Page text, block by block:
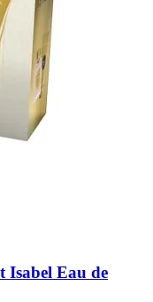
Isabel Eau de